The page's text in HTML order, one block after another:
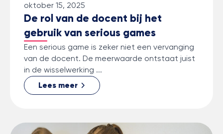
oktober 15, 2025
De rol van de docent bij het
gebruik van serious games
Een serious game is zeker niet een vervanging
van de docent. De meerwaarde ontstaat juist
in de wisselwerking ...
Lees meer